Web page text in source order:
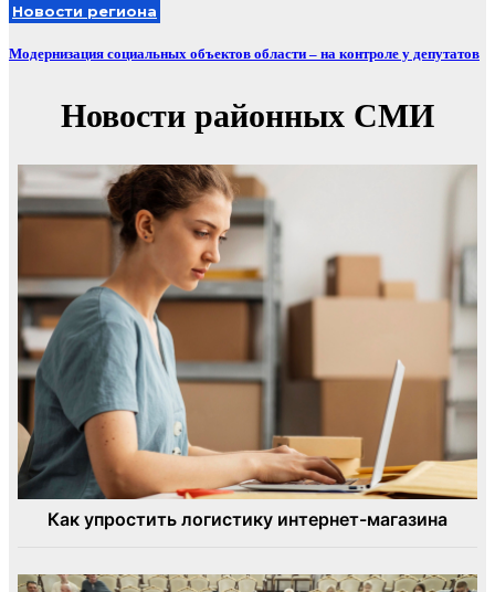
Новости региона
Модернизация социальных объектов области – на контроле у депутатов